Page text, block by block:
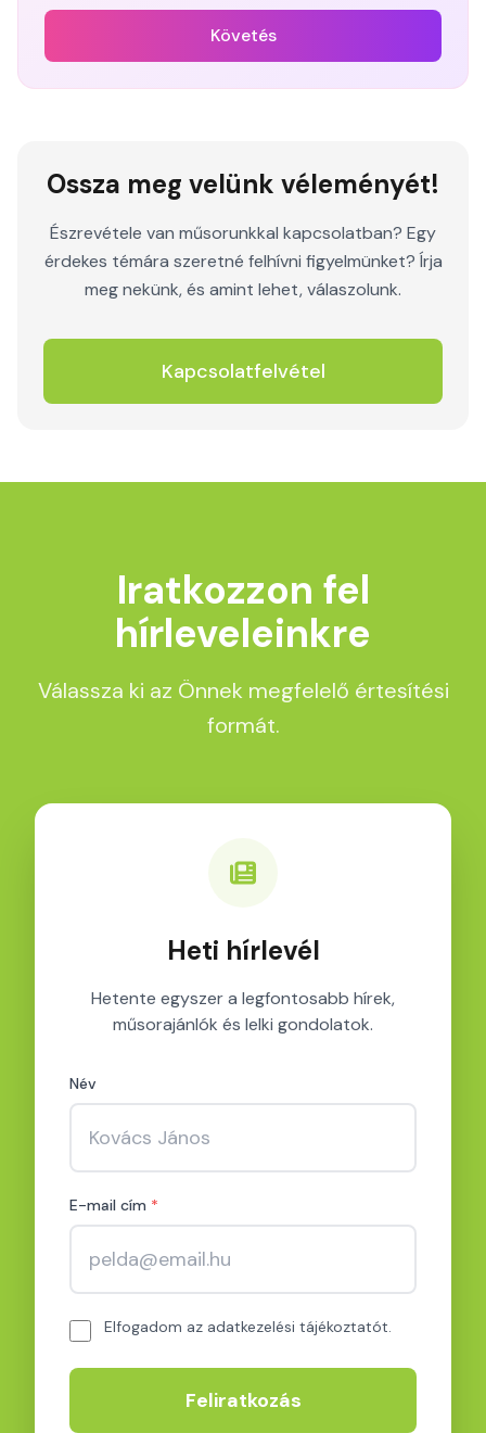
Követés
Ossza meg velünk véleményét!
Észrevétele van műsorunkkal kapcsolatban? Egy
érdekes témára szeretné felhívni figyelmünket? Írja
meg nekünk, és amint lehet, válaszolunk.
Kapcsolatfelvétel
Iratkozzon fel
hírleveleinkre
Válassza ki az Önnek megfelelő értesítési
formát.
Heti hírlevél
Hetente egyszer a legfontosabb hírek,
műsorajánlók és lelki gondolatok.
Név
E-mail cím *
Elfogadom az adatkezelési tájékoztatót.
Feliratkozás